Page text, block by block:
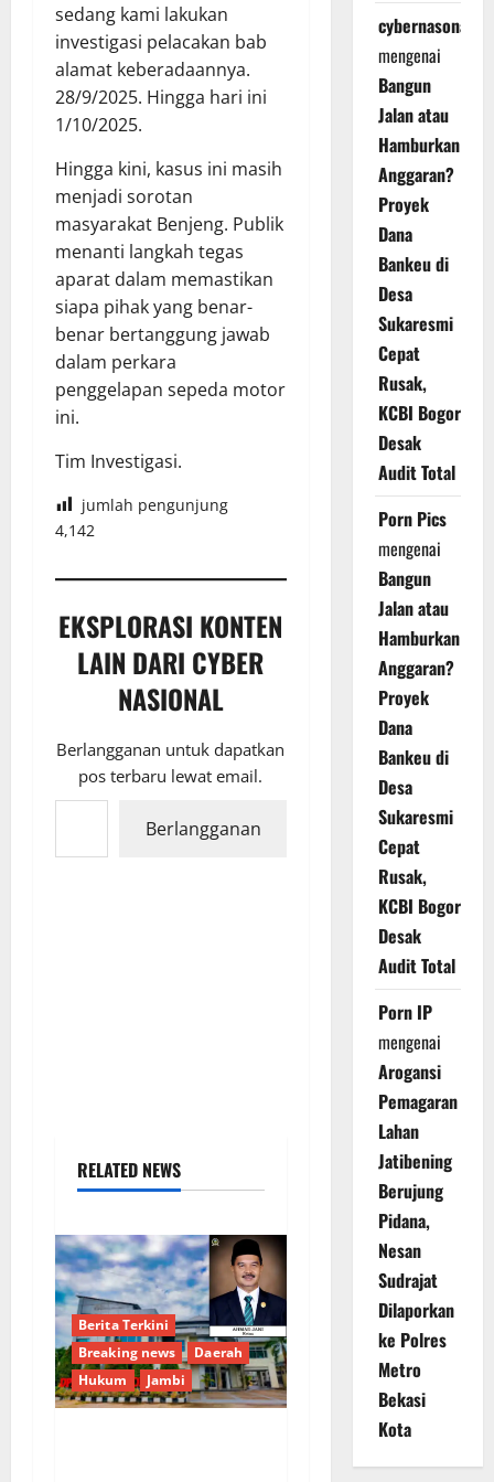
sedang kami lakukan
investigasi pelacakan bab
alamat keberadaannya.
28/9/2025. Hingga hari ini
1/10/2025.
Hingga kini, kasus ini masih
menjadi sorotan
masyarakat Benjeng. Publik
menanti langkah tegas
aparat dalam memastikan
siapa pihak yang benar-
benar bertanggung jawab
dalam perkara
penggelapan sepeda motor
ini.
Tim Investigasi.
jumlah pengunjung
4,142
EKSPLORASI KONTEN
LAIN DARI CYBER
NASIONAL
Berlangganan untuk dapatkan
pos terbaru lewat email.
Ketikkan email Anda...
Berlangganan
RELATED NEWS
Berita Terkini
Breaking news
Daerah
Hukum
Jambi
cybernasonal
mengenai
Bangun
Jalan atau
Hamburkan
Anggaran?
Proyek
Dana
Bankeu di
Desa
Sukaresmi
Cepat
Rusak,
KCBI Bogor
Desak
Audit Total
Porn Pics
mengenai
Bangun
Jalan atau
Hamburkan
Anggaran?
Proyek
Dana
Bankeu di
Desa
Sukaresmi
Cepat
Rusak,
KCBI Bogor
Desak
Audit Total
Porn IP
mengenai
Arogansi
Pemagaran
Lahan
Jatibening
Berujung
Pidana,
Nesan
Sudrajat
Dilaporkan
ke Polres
Metro
Bekasi
Kota